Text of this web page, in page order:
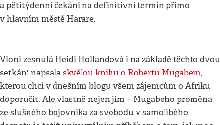
a pětitýdenní čekání na definitivní termín přímo
v hlavním městě Harare.
Vloni zesnulá Heidi Hollandová i na základě těchto dvou
setkání napsalaskvělou knihu o Robertu Mugabem,
kterou chci v dnešním blogu všem zájemcům o Afriku
doporučit. Ale vlastně nejen jim – Mugabeho proměna
ze slušného bojovníka za svobodu v samolibého